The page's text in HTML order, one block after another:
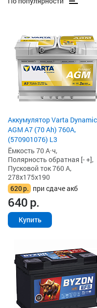
Аккумулятор Varta Dynamic
AGM A7 (70 Ah) 760A,
(570901076) L3
Ёмкость 70 А·ч,
Полярность обратная [- +],
Пусковой ток 760 А,
278x175x190
620р. при сдаче акб
640р.
Купить